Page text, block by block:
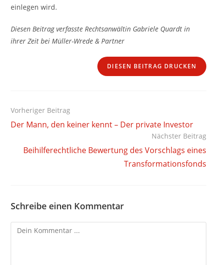
einlegen wird.
Diesen Beitrag verfasste Rechtsanwältin Gabriele Quardt in
ihrer Zeit bei Müller-Wrede & Partner
DIESEN BEITRAG DRUCKEN
Weitere
ansehen
Vorheriger Beitrag
Der Mann, den keiner kennt – Der private Investor
Nächster Beitrag
Beihilferechtliche Bewertung des Vorschlags eines
Transformationsfonds
Schreibe einen Kommentar
Kommentieren